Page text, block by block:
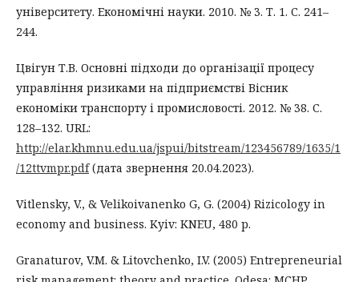
університету. Економічні науки. 2010. № 3. Т. 1. С. 241–
244.
Цвігун Т.В. Основні підходи до організації процесу
управління ризиками на підприємстві Вісник
економіки транспорту і промисловості. 2012. № 38. С.
128–132. URL:
http://elar.khmnu.edu.ua/jspui/bitstream/123456789/1635/1
/12ttvmpr.pdf(дата звернення 20.04.2023).
Vitlensky, V., & Velikoivanenko G, G. (2004) Rizicology in
economy and business. Kyiv: KNEU, 480 p.
Granaturov, V.M. & Litovchenko, I.V. (2005) Entrepreneurial